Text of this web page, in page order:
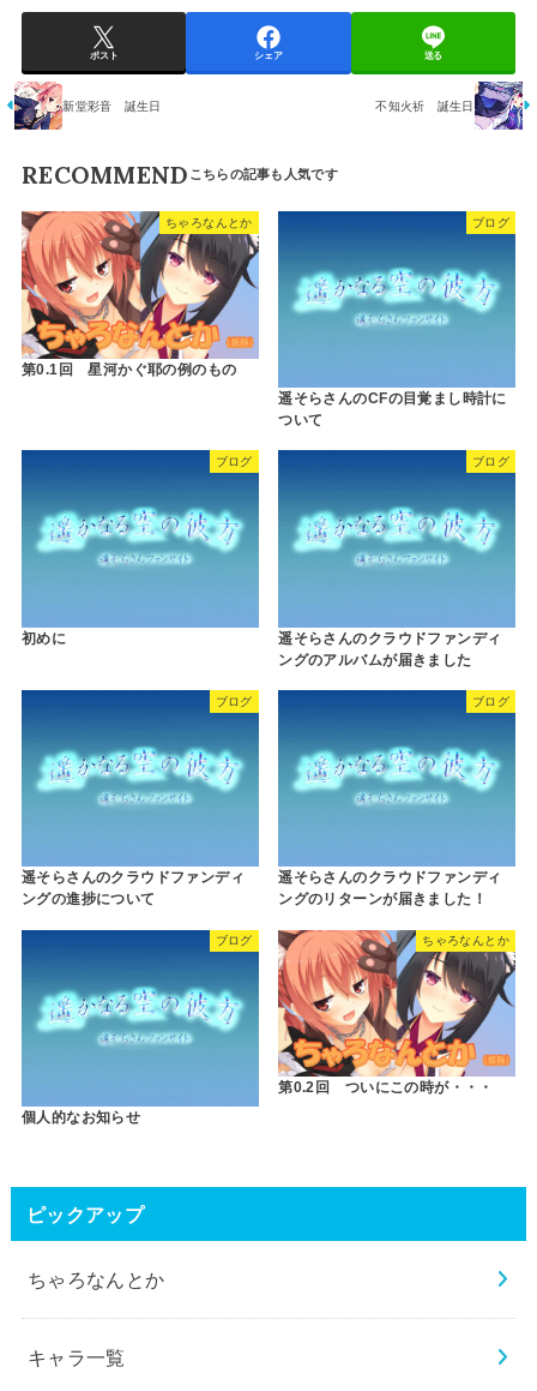
ポスト シェア 送る
新堂彩音 誕生日 不知火祈 誕生日
RECOMMEND
ちゃろなんとか
第0.1回 星河かぐ耶の例のもの
ブログ
遥そらさんのCFの目覚まし時計に
ついて
ブログ
初めに
ブログ
遥そらさんのクラウドファンディ
ングのアルバムが届きました
ブログ
遥そらさんのクラウドファンディ
ングの進捗について
ブログ
遥そらさんのクラウドファンディ
ングのリターンが届きました！
ブログ
個人的なお知らせ
ちゃろなんとか
第0.2回 ついにこの時が・・・
ピックアップ
ちゃろなんとか
キャラ一覧